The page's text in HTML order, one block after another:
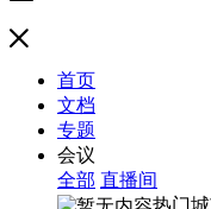
首页
文档
专题
会议
全部 直播间
热门